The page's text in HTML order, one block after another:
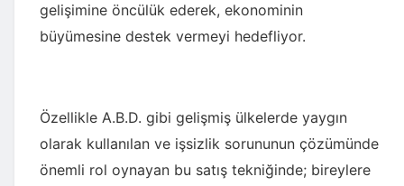
gelişimine öncülük ederek, ekonominin
büyümesine destek vermeyi hedefliyor.
Özellikle A.B.D. gibi gelişmiş ülkelerde yaygın
olarak kullanılan ve işsizlik sorununun çözümünde
önemli rol oynayan bu satış tekniğinde; bireylere